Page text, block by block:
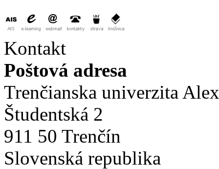
Kontakt
Poštová adresa
Trenčianska univerzita
Študentská 2
911 50 Trenčín
Slovenská republika